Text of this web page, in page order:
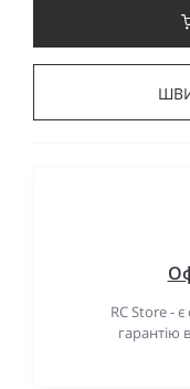
RC Store -
гарантію